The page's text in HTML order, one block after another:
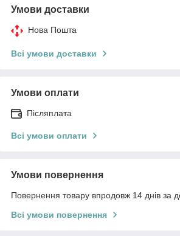
Умови доставки
Нова Пошта
Всі умови доставки
Умови оплати
Післяплата
Всі умови оплати
Умови повернення
Повернення товару впродовж 14 днів за
Всі умови повернення